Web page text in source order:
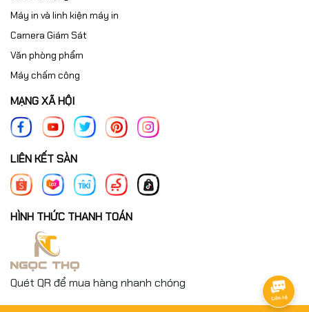
Máy in và linh kiện máy in
Camera Giám Sát
Văn phòng phẩm
Máy chấm công
MẠNG XÃ HỘI
LIÊN KẾT SÀN
HÌNH THỨC THANH TOÁN
Quét QR để mua hàng nhanh chóng